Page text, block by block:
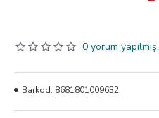
0 yorum yapılmış.
Barkod: 8681801009632